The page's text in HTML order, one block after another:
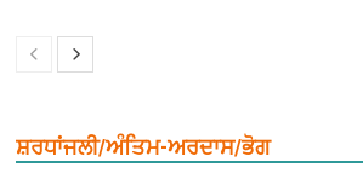
ਸ਼ਰਧਾਂਜਲੀ/ਅੰਤਿਮ-ਅਰਦਾਸ/ਭੋਗ